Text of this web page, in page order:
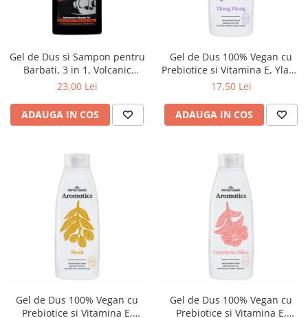
Zuluff Diapers (70 produse)
Gel de Dus si Sampon pentru
Barbati, 3 in 1, Volcanic
Energy, 550ml, Karavaki
23,00 Lei
ADAUGA IN COS
Gel de Dus 100% Vegan cu
Prebiotice si Vitamina E, Ylang
Ylang, 650ml, Aromatics
17,50 Lei
ADAUGA IN COS
Gel de Dus 100% Vegan cu
Prebiotice si Vitamina E,
Gel de Dus 100% Vegan cu
Prebiotice si Vitamina E,